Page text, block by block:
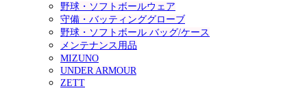
野球・ソフトボールウェア
守備・バッティンググローブ
野球・ソフトボール バッグ/ケース
メンテナンス用品
MIZUNO
UNDER ARMOUR
ZETT